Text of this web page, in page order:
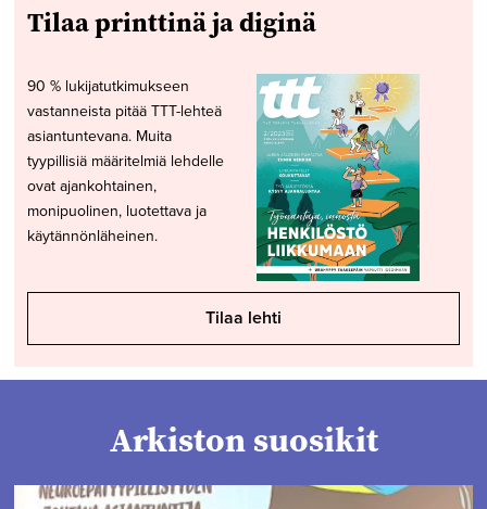
Tilaa printtinä ja diginä
90 % lukijatutkimukseen
vastanneista pitää TTT-lehteä
asiantuntevana. Muita
tyypillisiä määritelmiä lehdelle
ovat ajankohtainen,
monipuolinen, luotettava ja
käytännönläheinen.
Tilaa lehti
Arkiston suosikit